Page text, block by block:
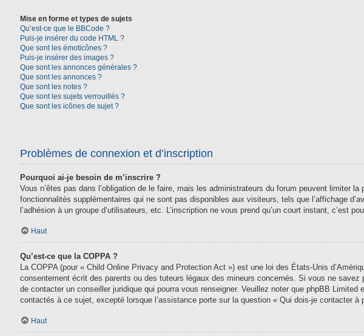
Mise en forme et types de sujets
Qu’est-ce que le BBCode ?
Puis-je insérer du code HTML ?
Que sont les émoticônes ?
Puis-je insérer des images ?
Que sont les annonces générales ?
Que sont les annonces ?
Que sont les notes ?
Que sont les sujets verrouillés ?
Que sont les icônes de sujet ?
Problèmes de connexion et d’inscription
Pourquoi ai-je besoin de m’inscrire ?
Vous n’êtes pas dans l’obligation de le faire, mais les administrateurs du forum peuvent
fonctionnalités supplémentaires qui ne sont pas disponibles aux visiteurs, tels que l’affichage
l’adhésion à un groupe d’utilisateurs, etc. L’inscription ne vous prend qu’un court instant, c’est
Haut
Qu’est-ce que la COPPA ?
La COPPA (pour « Child Online Privacy and Protection Act ») est une loi des États-Unis
consentement écrit des parents ou des tuteurs légaux des mineurs concernés. Si vous ne
de contacter un conseiller juridique qui pourra vous renseigner. Veuillez noter que phpBB
contactés à ce sujet, excepté lorsque l’assistance porte sur la question « Qui dois-je contacter à
Haut